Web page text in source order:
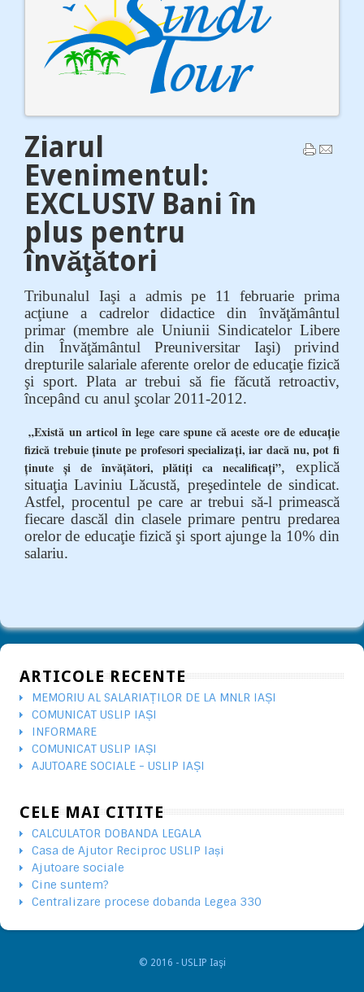
Ziarul
Evenimentul:
EXCLUSIV Bani în
plus pentru
învăţători
Tribunalul Iaşi a admis pe 11 februarie prima
acţiune a cadrelor didactice din învăţământul
primar (membre ale Uniunii Sindicatelor Libere
din Învăţământul Preuniversitar Iaşi) privind
drepturile salariale aferente orelor de educaţie fizică
şi sport. Plata ar trebui să fie făcută retroactiv,
începând cu anul şcolar 2011-2012.
„Există un articol în lege care spune că aceste ore de educaţie
fizică trebuie ţinute pe profesori specializaţi, iar dacă nu, pot fi
ţinute şi de învăţători, plătiţi ca necalificaţi”, explică
situaţia Laviniu Lăcustă, preşedintele de sindicat.
Astfel, procentul pe care ar trebui să-l primească
fiecare dascăl din clasele primare pentru predarea
orelor de educaţie fizică şi sport ajunge la 10% din
salariu.
ARTICOLE RECENTE
MEMORIU AL SALARIAȚILOR DE LA MNLR IAȘI
COMUNICAT USLIP IAȘI
INFORMARE
COMUNICAT USLIP IAȘI
AJUTOARE SOCIALE - USLIP IAȘI
CELE MAI CITITE
CALCULATOR DOBANDA LEGALA
Casa de Ajutor Reciproc USLIP Iași
Ajutoare sociale
Cine suntem?
Centralizare procese dobanda Legea 330
© 2016 - USLIP Iaşi